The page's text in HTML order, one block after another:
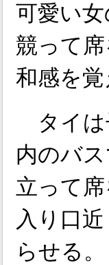
可愛い
競って
和感を覚
タイは
内のバ
立って
入り口
らせる